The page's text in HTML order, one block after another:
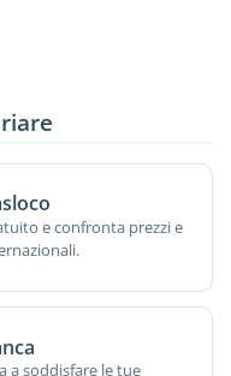
e confronta prezzi e
a soddisfare le tue